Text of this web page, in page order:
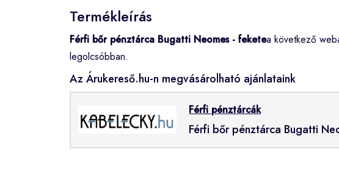
Termékleírás
Férfi bőr pénztárca Bugatti Neomes - feketea következő
legolcsóbban.
Az Árukereső.hu-n megvásárolható ajánlataink
Férfi pénztárcák
Férfi bőr pénztárca Bugatti